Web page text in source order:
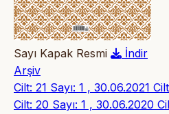
Sayı Kapak Resmi
İndir
Arşiv
Cilt: 21 Sayı: 1 , 30.06.2021
Cilt: 20 Sayı: 1 , 30.06.2020